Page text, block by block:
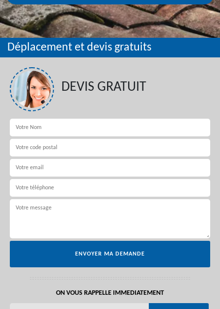
Déplacement et devis gratuits
DEVIS GRATUIT
ON VOUS RAPPELLE IMMEDIATEMENT